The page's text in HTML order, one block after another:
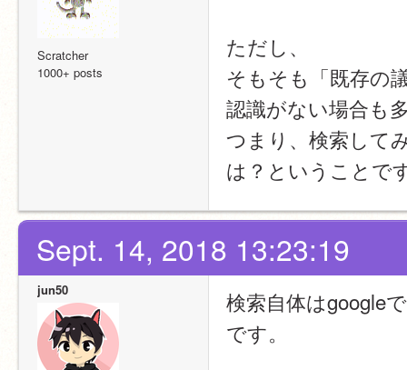
Scratcher
1000+ posts
ただし、
そもそも「既存の
認識がない場合も
つまり、検索して
は？ということで
Sept. 14, 2018 13:23:19
jun50
検索自体はgoogle
です。